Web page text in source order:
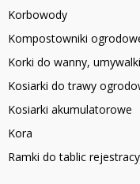
Korbowody
Kompostowniki
Korki do wanny,
Kosiarki do trawy
Kosiarki akumulatorowe
Kora
Ramki do tablic